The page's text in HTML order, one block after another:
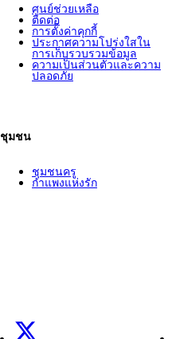
ศูนย์ช่วยเหลือ
ติดต่อ
การตั้งค่าคุกกี้
ประกาศความโปร่งใสใน
การเก็บรวบรวมข้อมูล
ความเป็นส่วนตัวและความ
ปลอดภัย
ชุมชน
ชุมชนครู
กำแพงแห่งรัก
X